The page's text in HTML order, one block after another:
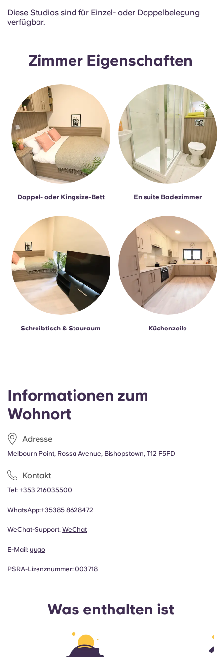
Informationen zum
Wohnort
Adresse
Melbourn Point, Rossa Avenue, Bishopstown, T12 F5FD
Kontakt
Tel: +353 216035500
WhatsApp:+35385 8628472
WeChat-Support: WeChat
E-Mail: yugo
PSRA-Lizenznummer: 003718
Was enthalten ist
Diese Studios sind für Einzel- oder Doppelbelegung
verfügbar.
Zimmer Eigenschaften
Doppel- oder Kingsize-Bett En suite Badezimmer
Schreibtisch & Stauraum Küchenzeile